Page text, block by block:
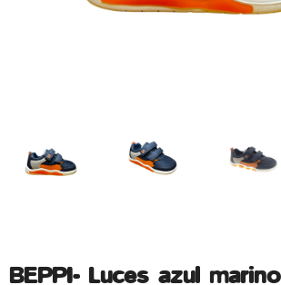
BEPPI- Luces azul marino